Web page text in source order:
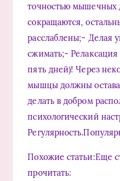
точностью
сокращаются,
расслаблены;- Делая
сжимать;-
пять дней)! Через
мышцы должны
делать в добром
психологический
Похожие статьи:Еще
прочитать: